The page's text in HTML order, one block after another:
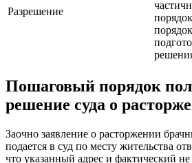
Разрешение
Пошаговый порядок
решение суда о
Заочно заявление о расторжении
подается в суд по месту жительства
что указанный адрес и фактический